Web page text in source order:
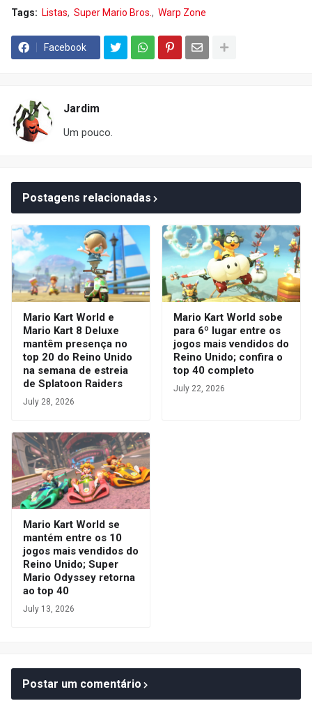
Tags: Listas Super Mario Bros. Warp Zone
Facebook
Jardim
Um pouco.
Postagens relacionadas
Mario Kart World e
Mario Kart 8 Deluxe
mantêm presença no
top 20 do Reino Unido
na semana de estreia
de Splatoon Raiders
July 28, 2026
Mario Kart World sobe
para 6º lugar entre os
jogos mais vendidos do
Reino Unido; confira o
top 40 completo
July 22, 2026
Mario Kart World se
mantém entre os 10
jogos mais vendidos do
Reino Unido; Super
Mario Odyssey retorna
ao top 40
July 13, 2026
Postar um comentário